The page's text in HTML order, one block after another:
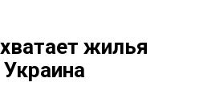
жилья